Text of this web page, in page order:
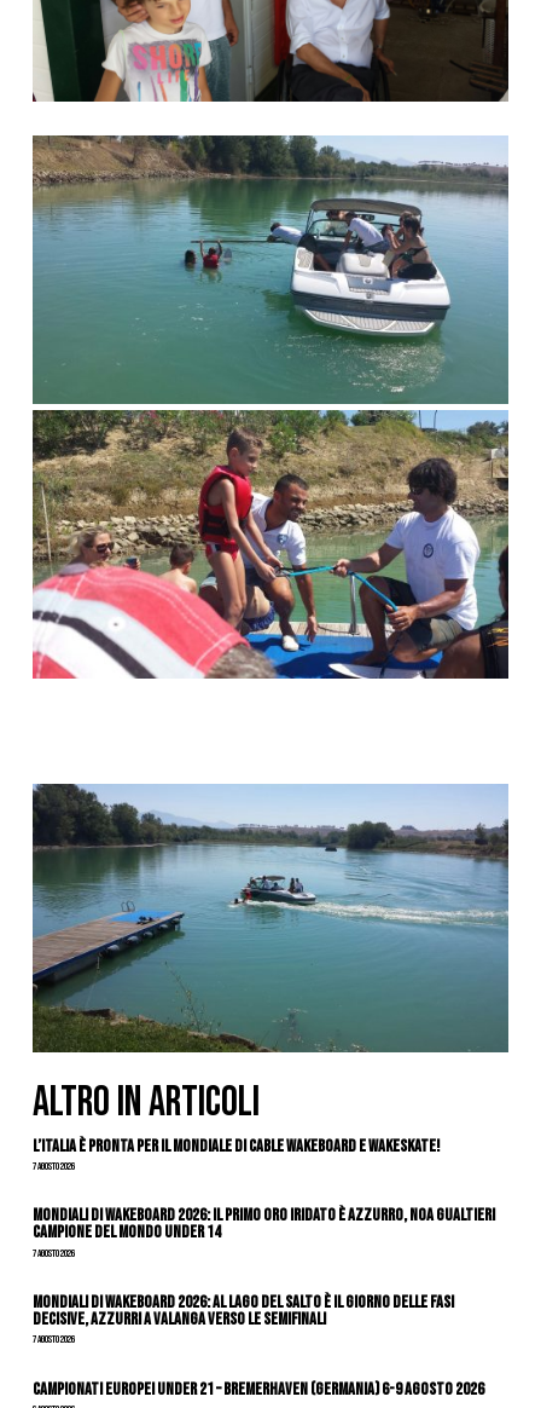
ALTRO IN ARTICOLI
L’Italia è pronta per il Mondiale di Cable Wakeboard e Wakeskate!
7 Agosto 2026
Mondiali di Wakeboard 2026: il primo oro iridato è azzurro, Noa Gualtieri
campione del mondo Under 14
7 Agosto 2026
Mondiali di Wakeboard 2026: al Lago del Salto è il giorno delle fasi
decisive, azzurri a valanga verso le semifinali
7 Agosto 2026
Campionati Europei Under 21 – Bremerhaven (Germania) 6-9 agosto 2026